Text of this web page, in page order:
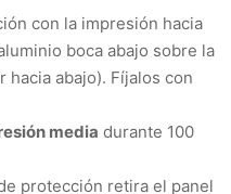
con la impresión hacia
boca abajo sobre la
hacia abajo). Fíjalos con
media durante 100
protección retira el panel